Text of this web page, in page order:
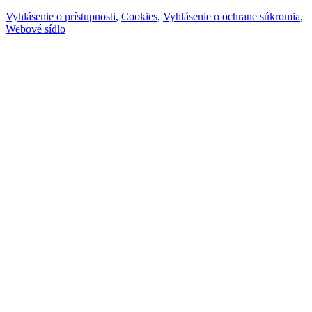
Vyhlásenie o prístupnosti, Cookies, Vyhlásenie o ochrane súkromia,
Webové sídlo